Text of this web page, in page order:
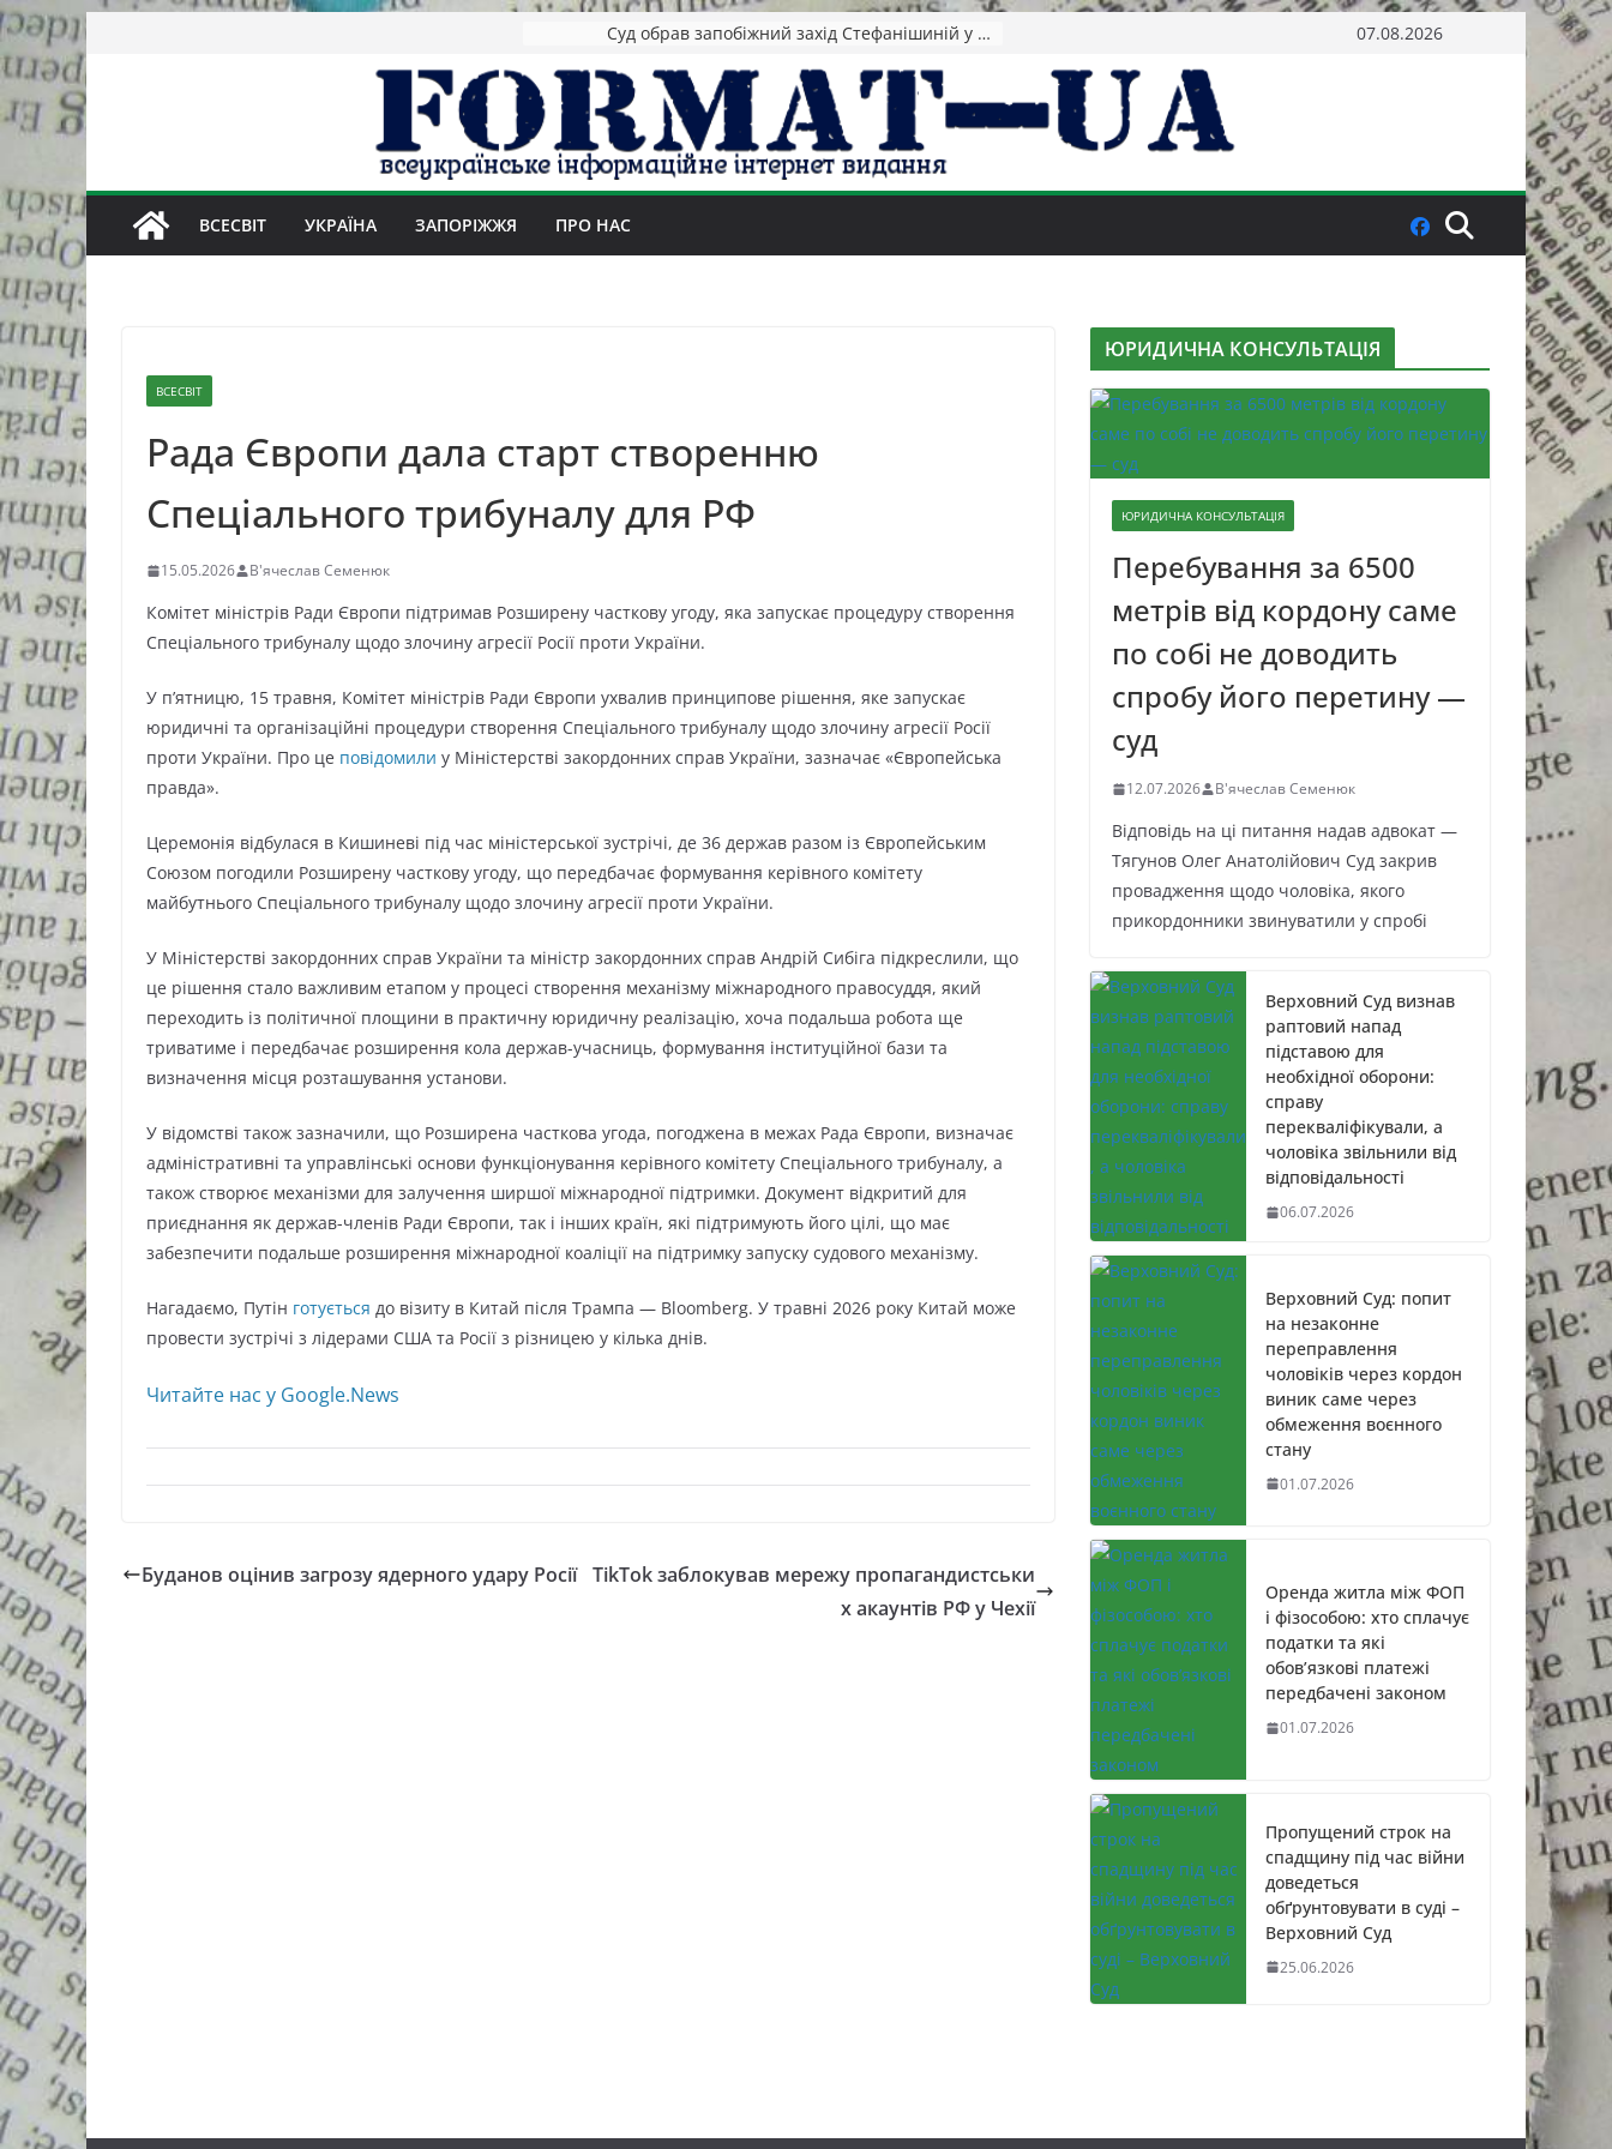
Skip
content
Зеленський повідомив про ураження нафтозаводів РФ за понад 1300 км від фронту 07.08.2026
ВСЕСВІТ УКРАЇНА ЗАПОРІЖЖЯ ПРО НАС
ВСЕСВІТ
Рада Європи дала старт створенню
Спеціального трибуналу для РФ
15.05.2026 В'ячеслав Семенюк
Комітет міністрів Ради Європи підтримав Розширену часткову угоду, яка запускає процедуру створення
Спеціального трибуналу щодо злочину агресії Росії проти України.
У п’ятницю, 15 травня, Комітет міністрів Ради Європи ухвалив принципове рішення, яке запускає
юридичні та організаційні процедури створення Спеціального трибуналу щодо злочину агресії Росії
проти України. Про це повідомили у Міністерстві закордонних справ України, зазначає «Європейська
правда».
Церемонія відбулася в Кишиневі під час міністерської зустрічі, де 36 держав разом із Європейським
Союзом погодили Розширену часткову угоду, що передбачає формування керівного комітету
майбутнього Спеціального трибуналу щодо злочину агресії проти України.
У Міністерстві закордонних справ України та міністр закордонних справ Андрій Сибіга підкреслили, що
це рішення стало важливим етапом у процесі створення механізму міжнародного правосуддя, який
переходить із політичної площини в практичну юридичну реалізацію, хоча подальша робота ще
триватиме і передбачає розширення кола держав-учасниць, формування інституційної бази та
визначення місця розташування установи.
У відомстві також зазначили, що Розширена часткова угода, погоджена в межах Рада Європи, визначає
адміністративні та управлінські основи функціонування керівного комітету Спеціального трибуналу, а
також створює механізми для залучення ширшої міжнародної підтримки. Документ відкритий для
приєднання як держав-членів Ради Європи, так і інших країн, які підтримують його цілі, що має
забезпечити подальше розширення міжнародної коаліції на підтримку запуску судового механізму.
Нагадаємо, Путін готується до візиту в Китай після Трампа — Bloomberg. У травні 2026 року Китай може
провести зустрічі з лідерами США та Росії з різницею у кілька днів.
Читайте нас у Google.News
Буданов оцінив загрозу ядерного удару Росії TikTok заблокував мережу пропагандистськи
х акаунтів РФ у Чехії
ЮРИДИЧНА КОНСУЛЬТАЦІЯ
ЮРИДИЧНА КОНСУЛЬТАЦІЯ
Перебування за 6500
метрів від кордону саме
по собі не доводить
спробу його перетину —
суд
12.07.2026 В'ячеслав Семенюк
Відповідь на ці питання надав адвокат —
Тягунов Олег Анатолійович Суд закрив
провадження щодо чоловіка, якого
прикордонники звинуватили у спробі
Верховний Суд визнав
раптовий напад
підставою для
необхідної оборони:
справу
перекваліфікували, а
чоловіка звільнили від
відповідальності
06.07.2026
Верховний Суд: попит
на незаконне
переправлення
чоловіків через кордон
виник саме через
обмеження воєнного
стану
01.07.2026
Оренда житла між ФОП
і фізособою: хто сплачує
податки та які
обов’язкові платежі
передбачені законом
01.07.2026
Пропущений строк на
спадщину під час війни
доведеться
обґрунтовувати в суді –
Верховний Суд
25.06.2026